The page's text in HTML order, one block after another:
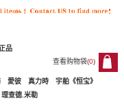
品
查看购物袋(0)
0
愛彼 真力時
宇舶《恒宝》
理查德.米勒